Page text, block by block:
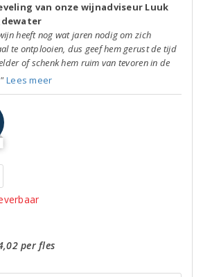
van onze wijnadviseur Luuk
heeft nog wat jaren nodig om zich
te ontplooien, dus geef hem gerust de tijd
of schenk hem ruim van tevoren in de
Lees meer
per fles